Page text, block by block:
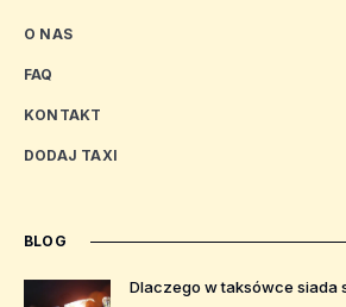
O NAS
FAQ
KONTAKT
DODAJ TAXI
BLOG
Dlaczego w taksówce siada